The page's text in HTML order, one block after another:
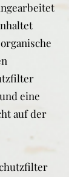
eine
auf der